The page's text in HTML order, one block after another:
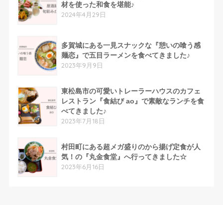
材を使った和食を堪能♪
2024年4月29日
多賀城にある一見スナックな『憩いの喰う感
麺恋』で五目ラーメンを食べてきました♪
2023年9月9日
東松島市の可愛いトレーラーハウスのカフェ
レストラン『食結び ao』で素敵なランチを食
べてきました♪
2023年7月18日
村田町にある超メガ盛りのから揚げ定食が人
気！の『丸金食堂』へ行ってきました☆
2023年6月16日